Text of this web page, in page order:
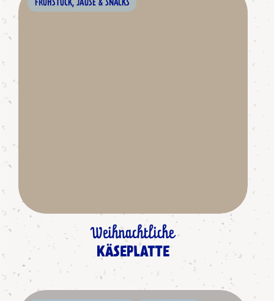
FRÜHSTÜCK, JAUSE & SNACKS
Weihnachtliche
KÄSEPLATTE